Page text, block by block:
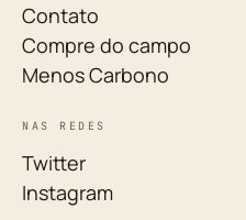
Contato
Compre do campo
Menos Carbono
NAS REDES
Twitter
Instagram